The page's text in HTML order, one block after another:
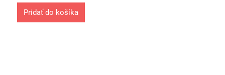
Pridať do košíka